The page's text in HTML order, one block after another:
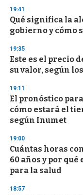
19:41
Qué significa la
gobierno y cómo
19:35
Este es el precio
su valor, según
19:11
El pronóstico
cómo estará el
según Inumet
19:00
Cuántas horas
60 años y por
para la salud
18:57